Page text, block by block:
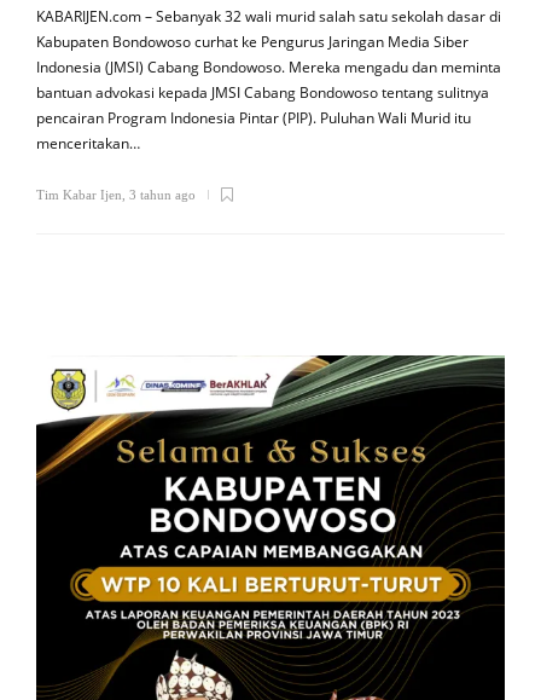
KABARIJEN.com – Sebanyak 32 wali murid salah satu sekolah dasar di
Kabupaten Bondowoso curhat ke Pengurus Jaringan Media Siber
Indonesia (JMSI) Cabang Bondowoso. Mereka mengadu dan meminta
bantuan advokasi kepada JMSI Cabang Bondowoso tentang sulitnya
pencairan Program Indonesia Pintar (PIP). Puluhan Wali Murid itu
menceritakan…
Tim Kabar Ijen 3 tahun ago